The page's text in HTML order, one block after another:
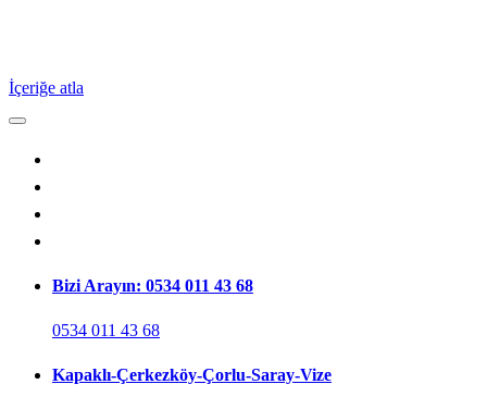
İçeriğe atla
Bizi Arayın: 0534 011 43 68
0534 011 43 68
Kapaklı-Çerkezköy-Çorlu-Saray-Vize